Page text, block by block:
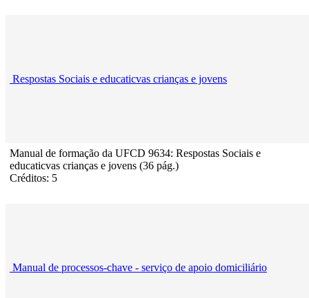
Respostas Sociais e educaticvas crianças e jovens
Manual de formação da UFCD 9634: Respostas Sociais e
educaticvas crianças e jovens (36 pág.)
Créditos: 5
Manual de processos-chave - serviço de apoio domiciliário